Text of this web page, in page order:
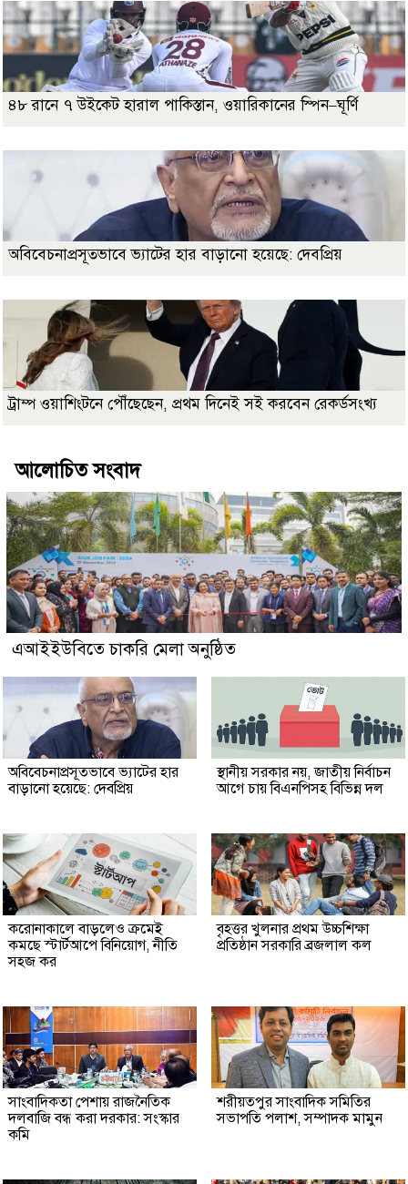
৪৮ রানে ৭ উইকেট হারাল পাকিস্তান, ওয়ারিকানের স্পিন–ঘূর্ণি
অবিবেচনাপ্রসূতভাবে ভ্যাটের হার বাড়ানো হয়েছে: দেবপ্রিয়
ট্রাম্প ওয়াশিংটনে পৌঁছেছেন, প্রথম দিনেই সই করবেন রেকর্ডসংখ্য
আলোচিত সংবাদ
এআইইউবিতে চাকরি মেলা অনুষ্ঠিত
অবিবেচনাপ্রসূতভাবে ভ্যাটের হার
বাড়ানো হয়েছে: দেবপ্রিয়
স্থানীয় সরকার নয়, জাতীয় নির্বাচন
আগে চায় বিএনপিসহ বিভিন্ন দল
করোনাকালে বাড়লেও ক্রমেই
কমছে স্টার্টআপে বিনিয়োগ, নীতি
সহজ কর
বৃহত্তর খুলনার প্রথম উচ্চশিক্ষা
প্রতিষ্ঠান সরকারি ব্রজলাল কল
সাংবাদিকতা পেশায় রাজনৈতিক
দলবাজি বন্ধ করা দরকার: সংস্কার
কমি
শরীয়তপুর সাংবাদিক সমিতির
সভাপতি পলাশ, সম্পাদক মামুন